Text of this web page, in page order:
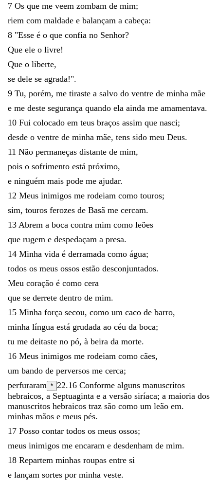
7 Os que me veem zombam de mim;
riem com maldade e balançam a cabeça:
8 "Esse é o que confia no Senhor?
Que ele o livre!
Que o liberte,
se dele se agrada!".
9 Tu, porém, me tiraste a salvo do ventre de minha mãe
e me deste segurança quando ela ainda me amamentava.
10 Fui colocado em teus braços assim que nasci;
desde o ventre de minha mãe, tens sido meu Deus.
11 Não permaneças distante de mim,
pois o sofrimento está próximo,
e ninguém mais pode me ajudar.
12 Meus inimigos me rodeiam como touros;
sim, touros ferozes de Basã me cercam.
13 Abrem a boca contra mim como leões
que rugem e despedaçam a presa.
14 Minha vida é derramada como água;
todos os meus ossos estão desconjuntados.
Meu coração é como cera
que se derrete dentro de mim.
15 Minha força secou, como um caco de barro,
minha língua está grudada ao céu da boca;
tu me deitaste no pó, à beira da morte.
16 Meus inimigos me rodeiam como cães,
um bando de perversos me cerca;
perfuraram * 22.16 Conforme alguns manuscritos
hebraicos, a Septuaginta e a versão siríaca; a maioria dos
manuscritos hebraicos traz são como um leão em.
minhas mãos e meus pés.
17 Posso contar todos os meus ossos;
meus inimigos me encaram e desdenham de mim.
18 Repartem minhas roupas entre si
e lançam sortes por minha veste.